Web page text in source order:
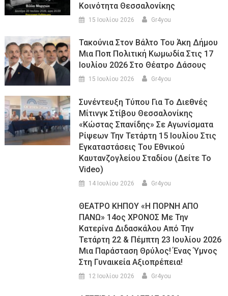
Κοινότητα Θεσσαλονίκης
15 Ιουλίου 2026 Gr4you
Τακούνια Στον Βάλτο Του Άκη Δήμου
Μια Ποπ Πολιτική Κωμωδία Στις 17
Ιουλίου 2026 Στο Θέατρο Δάσους
15 Ιουλίου 2026 Gr4you
Συνέντευξη Τύπου Για Το Διεθνές
Μίτινγκ Στίβου Θεσσαλονίκης
«Κώστας Σπανίδης» Σε Αγωνίσματα
Ρίψεων Την Τετάρτη 15 Ιουλίου Στις
Εγκαταστάσεις Του Εθνικού
Καυτανζογλείου Σταδίου (Δείτε Το
Video)
14 Ιουλίου 2026 Gr4you
ΘΕΑΤΡΟ ΚΗΠΟΥ «Η ΠΟΡΝΗ ΑΠΟ
ΠΑΝΩ» 14ος ΧΡΟΝΟΣ Με Την
Κατερίνα Διδασκάλου Από Την
Τετάρτη 22 & Πέμπτη 23 Ιουλίου 2026
Μια Παράσταση Θρύλος! Ένας Ύμνος
Στη Γυναικεία Αξιοπρέπεια!
12 Ιουλίου 2026 Gr4you